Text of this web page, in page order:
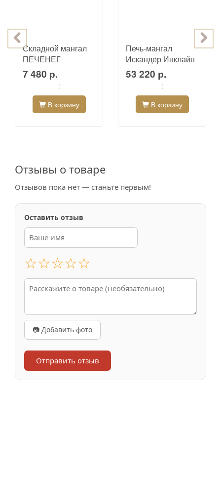
Складной мангал
ПЕЧЕНЕГ
7 480 р.
:
В корзину
Печь-мангал
Искандер Инклайн
53 220 р.
:
В корзину
Отзывы о товаре
Отзывов пока нет — станьте первым!
Оставить отзыв
☆☆☆☆☆
📷 Добавить фото
Отправить отзыв